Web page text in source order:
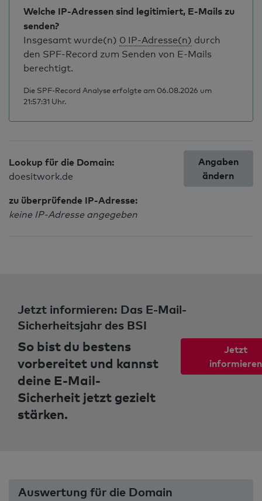
Welche IP-Adressen sind legitimiert, E-Mails zu
senden?
Insgesamt wurde(n) 0 IP-Adresse(n) durch
den SPF-Record zum Senden von E-Mails
berechtigt.
Die SPF-Record Analyse erfolgte am 06.08.2026 um
21:57:31 Uhr.
Lookup für die Domain:
doesitwork.de
zu überprüfende IP-Adresse:
keine IP-Adresse angegeben
Angaben
ändern
Jetzt informieren: Das E-Mail-
Sicherheitsjahr des BSI
So bist du bestens
vorbereitet und kannst
deine E-Mail-
Sicherheit jetzt gezielt
stärken.
Jetzt
informieren
Auswertung für die Domain